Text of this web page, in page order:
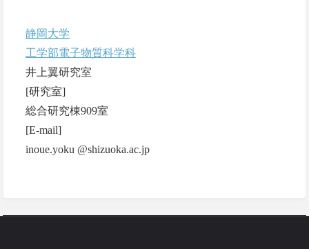
静岡大学
工学部電子物質科学科
井上翼研究室
[研究室]
総合研究棟909室
[E-mail]
inoue.yoku @shizuoka.ac.jp